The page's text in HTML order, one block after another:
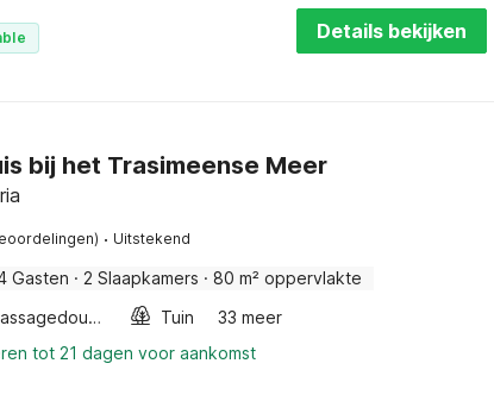
Details bekijken
bij het Trasimeense Meer
· Uitstekend
Gasten · 2 Slaapkamers · 80 m² oppervlakte
Massagedouche Tuin
33 meer
tot 21 dagen voor aankomst